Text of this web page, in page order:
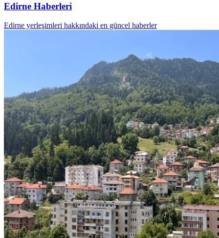
Edirne Haberleri
Edirne yerleşimleri hakkındaki en güncel haberler